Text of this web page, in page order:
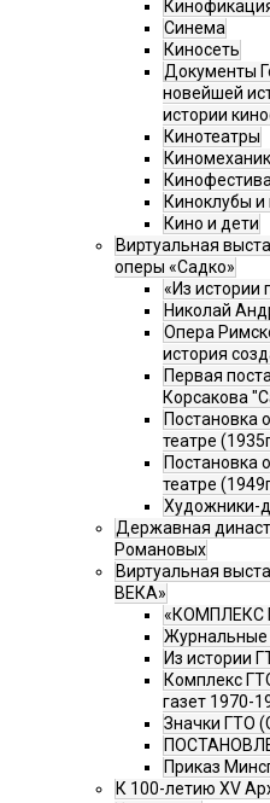
Синема
Киносеть
Документы
новейшей
истории
Кинотеатры
Киноклубы и
Кино и дети
Виртуальная
оперы «Садко»
«Из истории
Николай
Опера
история
Первая
Корсакова
Постановка
театре
Постановка
театре
Художники-
Державная
Романовых
Виртуальная
ВЕКА»
«КОМПЛЕКС
Журнальные
Из истории
Комплекс
газет 1970-
Значки ГТО
Приказ
К 100-летию XV